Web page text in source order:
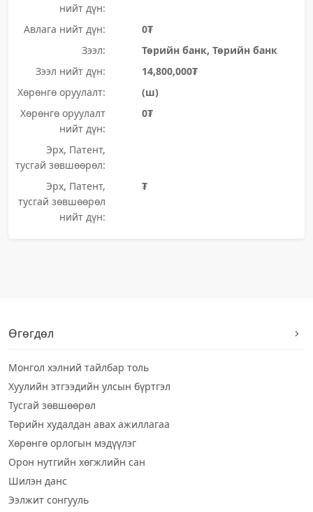
нийт дүн:
Авлага нийт дүн:
0₮
Зээл:
Төрийн банк, Төрийн банк
Зээл нийт дүн:
14,800,000₮
Хөрөнгө оруулалт:
(ш)
Хөрөнгө оруулалт
нийт дүн:
0₮
Эрх, Патент,
тусгай зөвшөөрөл:
Эрх, Патент,
тусгай зөвшөөрөл
нийт дүн:
₮
Өгөгдөл
Монгол хэлний тайлбар толь
Хуулийн этгээдийн улсын бүртгэл
Тусгай зөвшөөрөл
Төрийн худалдан авах ажиллагаа
Хөрөнгө орлогын мэдүүлэг
Орон нутгийн хөгжлийн сан
Шилэн данс
Ээлжит сонгууль